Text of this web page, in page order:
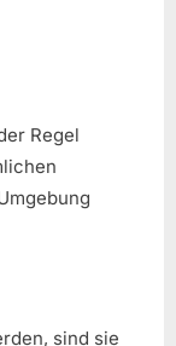
Regel
sind sie